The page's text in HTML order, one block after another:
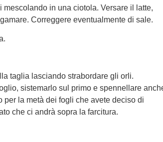
in una ciotola. Versare il latte,
Correggere eventualmente di sale.
taglia lasciando strabordare gli orli.
sistemarlo sul primo e spennellare
la metà dei fogli che avete deciso di
che ci andrà sopra la farcitura.